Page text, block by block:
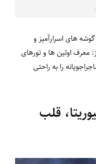
های اسرارآمیز و
معرف اولین ها و تورهای
را به راحتی
قلب